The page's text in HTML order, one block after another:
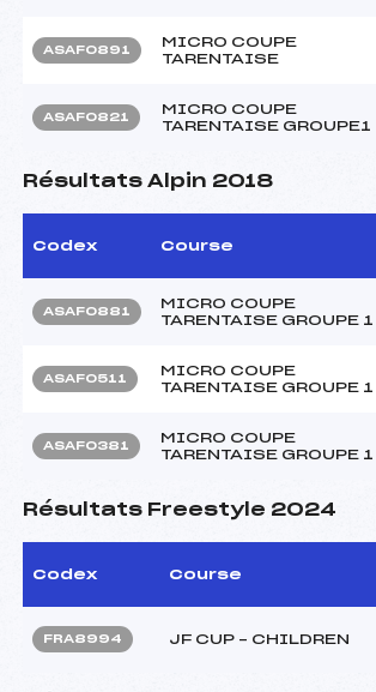
ASAF0891
MICRO COUPE
TARENTAISE
ASAF0821
MICRO COUPE
TARENTAISE GROUPE1
Résultats Alpin 2018
Codex Course
ASAF0881
MICRO COUPE
TARENTAISE GROUPE 1
ASAF0511
MICRO COUPE
TARENTAISE GROUPE 1
ASAF0381
MICRO COUPE
TARENTAISE GROUPE 1
Résultats Freestyle 2024
Codex Course
FRA8994 JF CUP – CHILDREN